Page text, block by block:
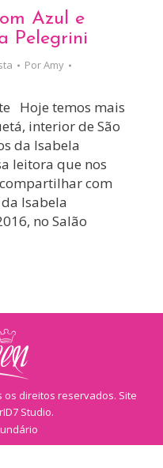
Azul e
Pelegrini
PorAmy
Hoje temos mais
interior de São
da Isabela
leitora que nos
com
Isabela
no Salão
os direitos reservados. Site
ID7 Studio.